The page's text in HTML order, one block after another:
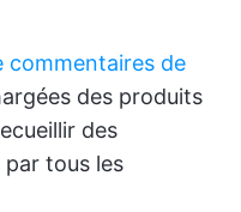
commentaires de
des produits
des
tous les